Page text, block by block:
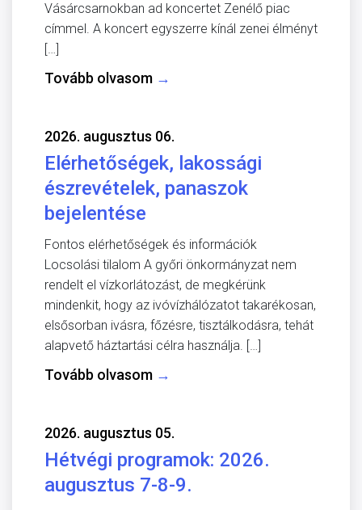
Vásárcsarnokban ad koncertet Zenélő piac
címmel. A koncert egyszerre kínál zenei élményt
[…]
Tovább olvasom →
2026. augusztus 06.
Elérhetőségek, lakossági
észrevételek, panaszok
bejelentése
Fontos elérhetőségek és információk
Locsolási tilalom A győri önkormányzat nem
rendelt el vízkorlátozást, de megkérünk
mindenkit, hogy az ivóvízhálózatot takarékosan,
elsősorban ivásra, főzésre, tisztálkodásra, tehát
alapvető háztartási célra használja. […]
Tovább olvasom →
2026. augusztus 05.
Hétvégi programok: 2026.
augusztus 7-8-9.